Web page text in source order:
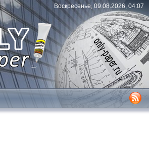
Воскресенье, 09.08.2026, 04:07